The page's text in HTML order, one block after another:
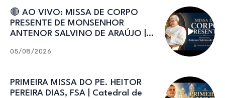
🔴 AO VIVO: MISSA DE CORPO
PRESENTE DE MONSENHOR
ANTENOR SALVINO DE ARAÚJO |
05/08/2026
PRIMEIRA MISSA DO PE. HEITOR
PEREIRA DIAS, FSA | Catedral de